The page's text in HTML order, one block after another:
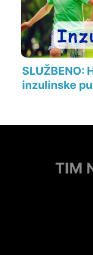
SLUŽBENO:
inzulinske
TIM